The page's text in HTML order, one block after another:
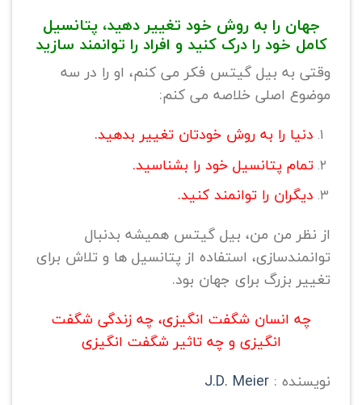
جهان را به روش خود تغییر دهید، پتانسیل
کامل خود را درک کنید و افراد را توانمند سازید
وقتی به بیل گیتس فکر می کنم، او را در سه
موضوع اصلی خلاصه می کنم:
دنیا را به روش خودتان تغییر بدهید.
تمام پتانسیل خود را بشناسید.
دیگران را توانمند کنید.
از نظر من من، بیل گیتس همیشه بدنبال
توانمندسازی، استفاده از پتانسیل ها و تلاش برای
تغییر بزرگ برای جهان بود.
چه انسان شگفت انگیزی، چه زندگی شگفت
انگیزی و چه تاثیر شگفت انگیزی
نویسنده : J.D. Meier